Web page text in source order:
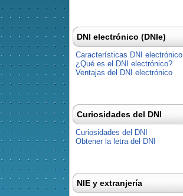
DNI electrónico (DNIe)
Características DNI electrónico
¿Qué es el DNI electrónico?
Ventajas del DNI electrónico
Curiosidades del DNI
Curiosidades del DNI
Obtener la letra del DNI
NIE y extranjería